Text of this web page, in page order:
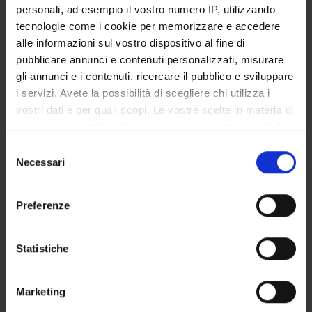
personali, ad esempio il vostro numero IP, utilizzando
tecnologie come i cookie per memorizzare e accedere
alle informazioni sul vostro dispositivo al fine di
pubblicare annunci e contenuti personalizzati, misurare
gli annunci e i contenuti, ricercare il pubblico e sviluppare
i servizi. Avete la possibilità di scegliere chi utilizza i
vostri dati e per quali scopi. Le vostre scelte in materia di
modificare o revocare il proprio consenso in qualsiasi
momento dalla Dichiarazione sui cookie o facendo clic
raccogliere informazioni sulla tua posizione
geografica, con un'approssimazione di qualche
Identificare il tuo dispositivo, scansionandolo
delNecessari
Preferenze
Statistiche
Marketing
Mariano Ceccato
Associate Professor
RESEARCH AREAS INVOLVED IN THE PROJECT
Sicurezza informatica
ACTIVITIES
PHD PROGRAMMES